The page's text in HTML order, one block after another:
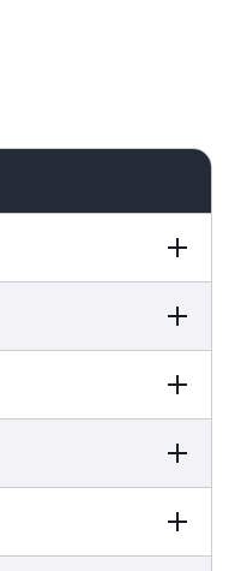
和 IOPS 的高性能商业数
据库。
实例存储（GB）
仅限 EBS
实例存储（GB）
仅限 EBS
实例存储（GB）
仅限 EBS
实例存储（GB）